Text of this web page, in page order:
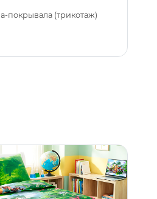
покрывала (трикотаж)